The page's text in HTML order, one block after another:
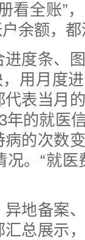
看全账”
余额，
度条、图
用月度
表当月
年的就医
的次数
。“就医
地备案、
总展示